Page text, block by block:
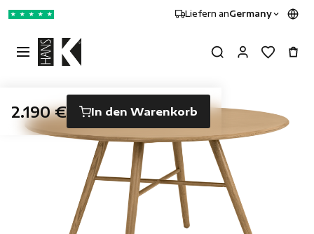
★ ★ ★ ★ ★ Liefern anGermany
2.190 € In den Warenkorb